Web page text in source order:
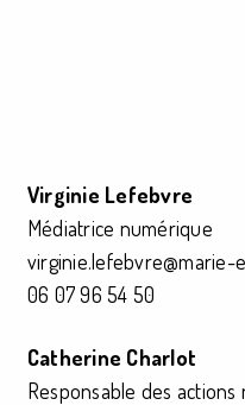
Virginie Lefebvre
Médiatrice numérique
virginie.lefebvre@marie-
06 07 96 54 50
Catherine Charlot
Responsable des actions